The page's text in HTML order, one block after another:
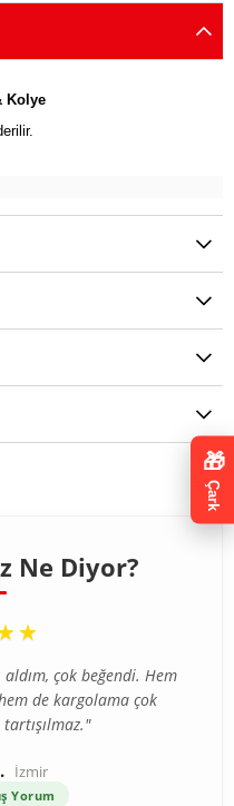
Kolye
Ne Diyor?
çok beğendi. Hem
de kargolama çok
İzmir
Yorum
🎁
Çark